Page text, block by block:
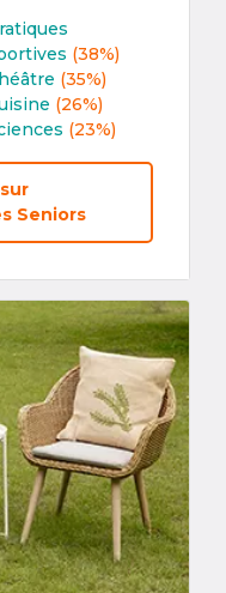
(38%)
(35%)
(26%)
(23%)
sur
Seniors